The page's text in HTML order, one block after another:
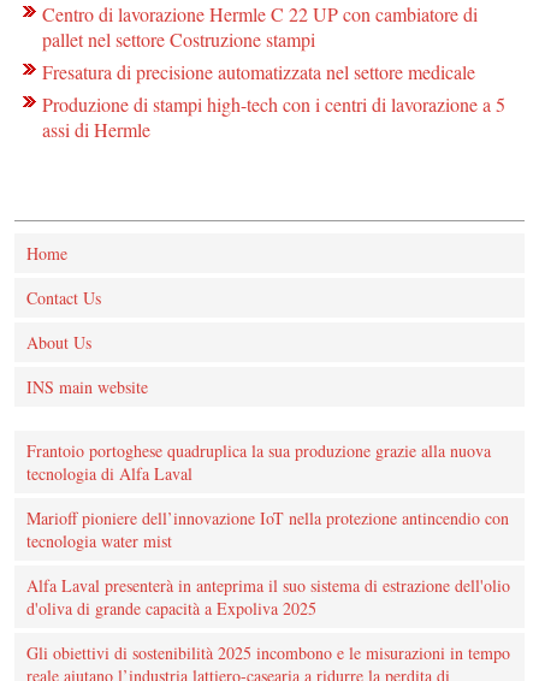
Centro di lavorazione Hermle C 22 UP con cambiatore di
pallet nel settore Costruzione stampi
Fresatura di precisione automatizzata nel settore medicale
Produzione di stampi high-tech con i centri di lavorazione a 5
assi di Hermle
Home
Contact Us
About Us
INS main website
Frantoio portoghese quadruplica la sua produzione grazie alla nuova
tecnologia di Alfa Laval
Marioff pioniere dell’innovazione IoT nella protezione antincendio con
tecnologia water mist
Alfa Laval presenterà in anteprima il suo sistema di estrazione dell'olio
d'oliva di grande capacità a Expoliva 2025
Gli obiettivi di sostenibilità 2025 incombono e le misurazioni in tempo
reale aiutano l’industria lattiero-casearia a ridurre la perdita di